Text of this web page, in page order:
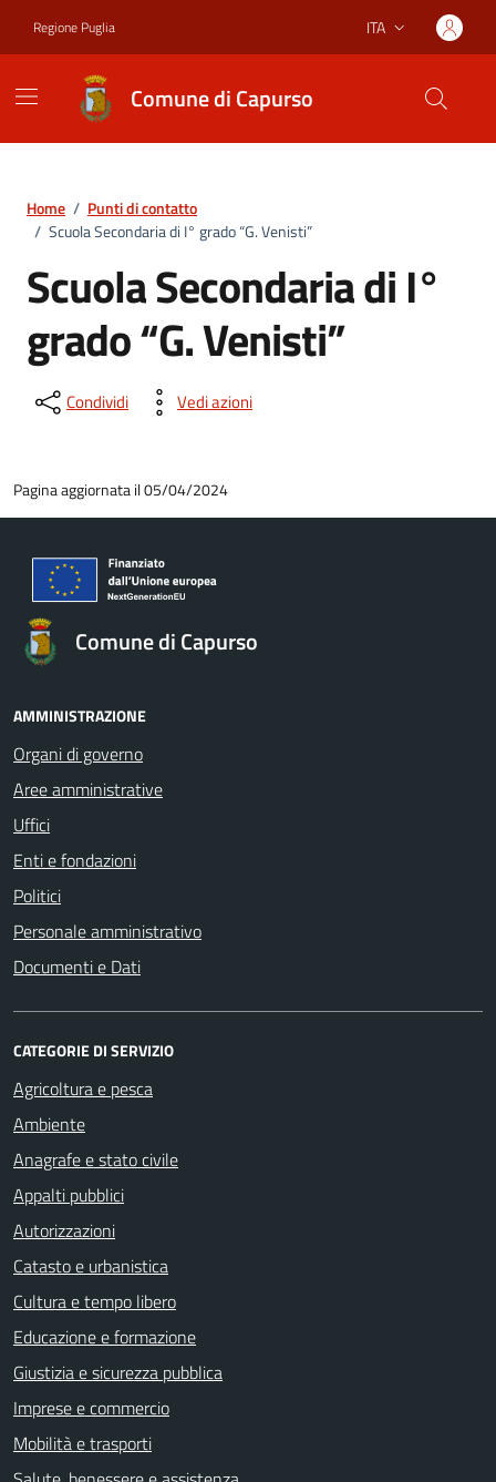
Regione Puglia Lingua attiva:
ITA
Comune di Capurso
Home / Punti di contatto
/ Scuola Secondaria di I° grado “G. Venisti”
Scuola Secondaria di I°
grado “G. Venisti”
Condividi Vedi azioni
Pagina aggiornata il 05/04/2024
Comune di Capurso
AMMINISTRAZIONE
Organi di governo
Aree amministrative
Uffici
Enti e fondazioni
Politici
Personale amministrativo
Documenti e Dati
CATEGORIE DI SERVIZIO
Agricoltura e pesca
Ambiente
Anagrafe e stato civile
Appalti pubblici
Autorizzazioni
Catasto e urbanistica
Cultura e tempo libero
Educazione e formazione
Giustizia e sicurezza pubblica
Imprese e commercio
Mobilità e trasporti